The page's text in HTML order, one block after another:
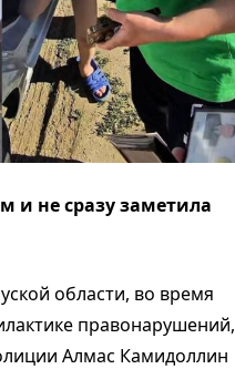
и не сразу заметила
области, во время
правонарушений,
Алмас Камидоллин